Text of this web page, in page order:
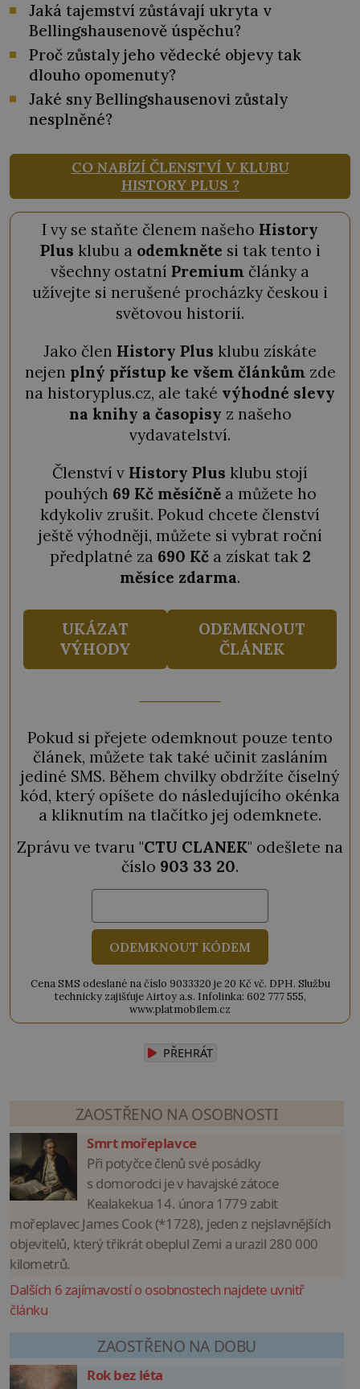
Jaká tajemství zůstávají ukryta v
Bellingshausenově úspěchu?
Proč zůstaly jeho vědecké objevy tak
dlouho opomenuty?
Jaké sny Bellingshausenovi zůstaly
nesplněné?
CO NABÍZÍ ČLENSTVÍ V KLUBU
HISTORY PLUS ?
I vy se staňte členem našeho History
Plus klubu a odemkněte si tak tento i
všechny ostatní Premium články a
užívejte si nerušené procházky českou i
světovou historií.
Jako člen History Plus klubu získáte
nejen plný přístup ke všem článkůmzde
na historyplus.cz, ale také výhodné slevy
na knihy a časopisy z našeho
vydavatelství.
Členství v History Plus klubu stojí
pouhých 69 Kč měsíčněa můžete ho
kdykoliv zrušit. Pokud chcete členství
ještě výhodněji, můžete si vybrat roční
předplatné za 690 Kča získat tak 2
měsíce zdarma.
UKÁZAT
VÝHODY
ODEMKNOUT
ČLÁNEK
Pokud si přejete odemknout pouze tento
článek, můžete tak také učinit zasláním
jediné SMS. Během chvilky obdržíte číselný
kód, který opíšete do následujícího okénka
a kliknutím na tlačítko jej odemknete.
Zprávu ve tvaru "CTU CLANEK" odešlete na
číslo 903 33 20.
ODEMKNOUT KÓDEM
Cena SMS odeslané na číslo 9033320 je 20 Kč vč. DPH. Službu
technicky zajišťuje Airtoy a.s. Infolinka: 602 777 555,
www.platmobilem.cz
PŘEHRÁT
ZAOSTŘENO NA OSOBNOSTI
Smrt mořeplavce
Při potyčce členů své posádky
s domorodci je v havajské zátoce
Kealakekua 14. února 1779 zabit
mořeplavec James Cook (*1728), jeden z nejslavnějších
objevitelů, který třikrát obeplul Zemi a urazil 280 000
kilometrů.
Dalších 6 zajímavostí o osobnostech najdete uvnitř
článku
ZAOSTŘENO NA DOBU
Rok bez léta